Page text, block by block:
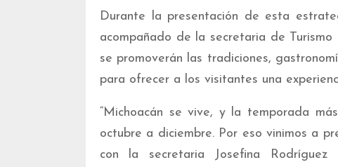
Durante la presentación de esta
acompañado de la secretaria de
se promoverán las tradiciones,
para ofrecer a los visitantes una
“Michoacán se vive, y la temporada
octubre a diciembre. Por eso vinimos a
con la secretaria Josefina